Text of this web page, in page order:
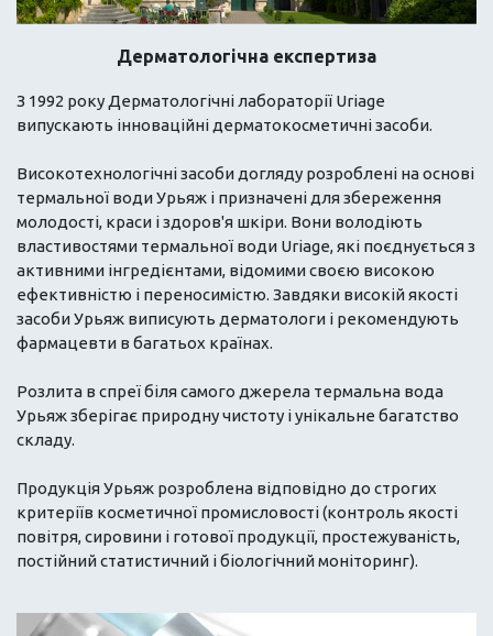
Дерматологічна експертиза
З 1992 року Дерматологічні лабораторії Uriage
випускають інноваційні дерматокосметичні засоби.
Високотехнологічні засоби догляду розроблені на основі
термальної води Урьяж і призначені для збереження
молодості, краси і здоров'я шкіри. Вони володіють
властивостями термальної води Uriage, які поєднується з
активними інгредієнтами, відомими своєю високою
ефективністю і переносимістю. Завдяки високій якості
засоби Урьяж виписують дерматологи і рекомендують
фармацевти в багатьох країнах.
Розлита в спреї біля самого джерела термальна вода
Урьяж зберігає природну чистоту і унікальне багатство
складу.
Продукція Урьяж розроблена відповідно до строгих
критеріїв косметичної промисловості (контроль якості
повітря, сировини і готової продукції, простежуваність,
постійний статистичний і біологічний моніторинг).